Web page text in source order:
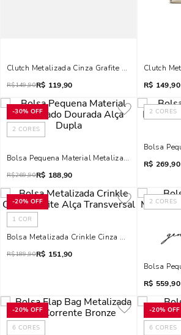
Clutch Metalizada Cinza Grafite Alça Transversal
R$149,90R$ 119,90
Clutch
R$ 149,90
-30% OFF
2 CORES
Bolsa Pequena Material Metalizado Dourada
R$269,90R$ 188,90
2 CORES
Bolsa
R$ 269,90
-20% OFF
1 COR
Bolsa Metalizada Crinkle Cinza Grafite Alça
R$189,90R$ 151,90
2 CORES
Bolsa
R$ 559,90
-20% OFF
6 CORES
-20% OFF
6 CORES